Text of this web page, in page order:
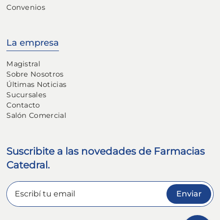
Convenios
La empresa
Magistral
Sobre Nosotros
Últimas Noticias
Sucursales
Contacto
Salón Comercial
Suscribite a las novedades de Farmacias
Catedral.
Enviar